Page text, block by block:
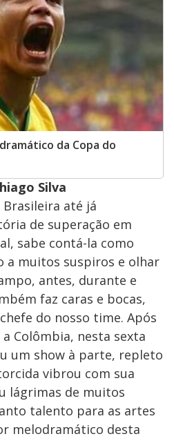
da Copa do
Silva
Brasileira até já
de superação em
sabe contá-la como
a muitos suspiros e olhar
antes, durante e
faz caras e bocas,
do nosso time. Após
Colômbia, nesta sexta
um show à parte, repleto
vibrou com sua
lágrimas de muitos
talento para as artes
melodramático desta